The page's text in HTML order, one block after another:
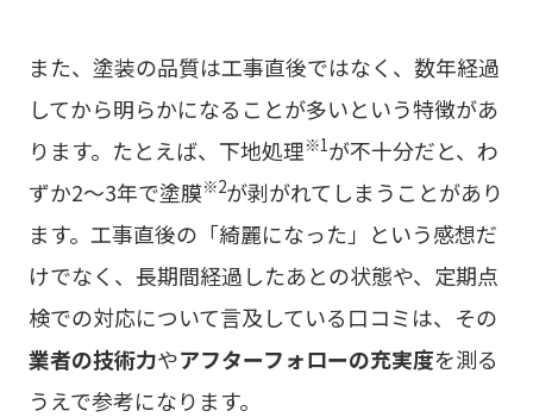
また、塗装の品質は工事直後ではなく、数年経過
してから明らかになることが多いという特徴があ
ります。たとえば、下地処理※1が不十分だと、わ
ずか2〜3年で塗膜※2が剥がれてしまうことがあり
ます。工事直後の「綺麗になった」という感想だ
けでなく、長期間経過したあとの状態や、定期点
検での対応について言及している口コミは、その
業者の技術力やアフターフォローの充実度を測る
うえで参考になります。